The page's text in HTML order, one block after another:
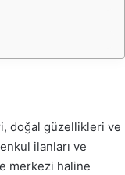
doğal güzellikleri ve
ilanları ve
merkezi haline